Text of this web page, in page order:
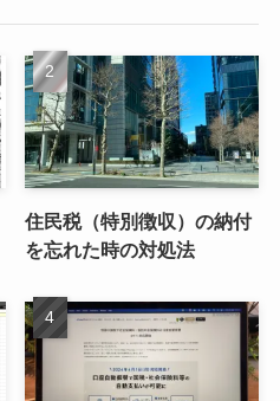
住民税（特別徴収）の納付
を忘れた時の対処法